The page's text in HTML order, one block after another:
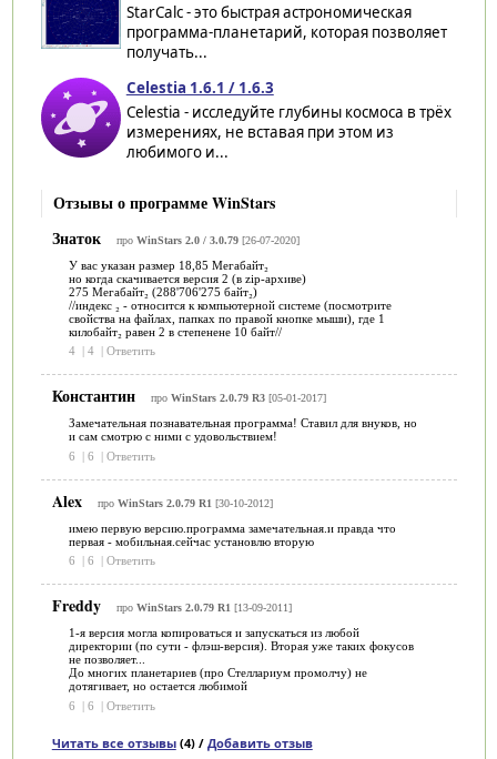
StarCalc - это быстрая астрономическая
программа-планетарий, которая позволяет
получать...
Celestia 1.6.1 / 1.6.3
Celestia - исследуйте глубины космоса в трёх
измерениях, не вставая при этом из
любимого и...
Отзывы о программе WinStars
Знаток
про WinStars 2.0 / 3.0.79[26-07-2020]
У вас указан размер 18,85 Мегабайт₂
но когда скачивается версия 2 (в zip-архиве)
275 Мегабайт₂ (288'706'275 байт₂)
//индекс ₂ - относится к компьютерной системе (посмотрите
свойства на файлах, папках по правой кнопке мыши), где 1
килобайт₂ равен 2 в степенене 10 байт//
4
4 Ответить
Константин про WinStars 2.0.79 R3[05-01-2017]
Замечательная познавательная программа! Ставил для внуков, но
и сам смотрю с ними с удовольствием!
6
| 6 | Ответить
Alex про WinStars 2.0.79 R1 [30-10-2012]
имею первую версию.программа замечательная.и правда что
первая - мобильная.сейчас установлю вторую
6
6 Ответить
Freddy про WinStars 2.0.79 R1[13-09-2011]
1-я версия могла копироваться и запускаться из любой
директории (по сути - флэш-версия). Вторая уже таких фокусов
не позволяет...
До многих планетариев (про Стеллариум промолчу) не
дотягивает, но остается любимой
6
| 6 | Ответить
Читать все отзывы(4) / Добавить отзыв